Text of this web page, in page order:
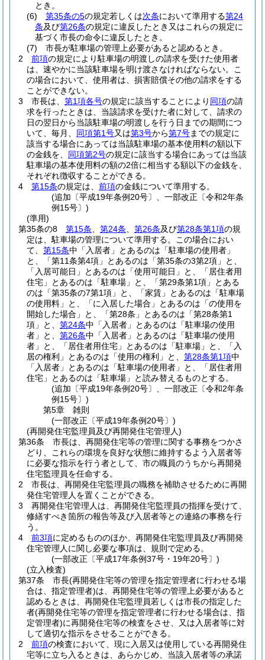
とき。
(6)
第35条の5の規定若しくは次条において準用する第24
条及び第26条の規定に違反したとき又はこれらの規定に
基づく市長の命令に違反したとき。
(7)
市長が駐車場の管理上必要があると認めるとき。
2
前項の規定により駐車場の明渡しの請求を受けた使用者
は、速やかに当該駐車場を明け渡さなければならない。
こ
の場合において、使用者は、損害賠償その他の請求をする
ことができない。
3
市長は、 第1項各号の規定に該当することにより 同項の請
求を行ったときは、当該請求を受けた者に対して、請求の
日の翌日から当該駐車場の明渡しを行う日までの期間につ
いて、毎月、 同項第1号又は第3号から第7号までの規定に
該当する場合にあっては当該駐車場の基本使用料の額以下
の金銭を、 同項第2号の規定に該当する場合にあっては当該
駐車場の基本使用料の額の2倍に相当する額以下の金銭を、
それぞれ徴収することができる。
4
第15条の規定は、 前項の金銭について準用する。
(追加〔平成19年条例20号〕、一部改正〔令和2年条
例15号〕)
(準用)
第35条の8
第15条 第24条 第26条及び第28条第1項の規
定は、駐車場の管理について準用する。
この場合におい
て、 第15条中「入居者」とあるのは「駐車場の使用者」
と、「第11条第4項」とあるのは「第35条の3第2項」と、
「入居可能日」とあるのは「使用可能日」と、「居住者用
住宅」とあるのは「駐車場」と、「第29条第1項」とある
のは「第35条の7第1項」と、「家賃」とあるのは「駐車場
の使用料」と、「に入居した場合」とあるのは「の使用を
開始した場合」と、「第28条」とあるのは「第28条第1
項」と、 第24条中「入居者」とあるのは「駐車場の使用
者」と、 第26条中「入居者」とあるのは「駐車場の使用
者」と、「居住者用住宅」とあるのは「駐車場」と、「入
居の権利」とあるのは「使用の権利」と、 第28条第1項中
「入居者」とあるのは「駐車場の使用者」と、「居住者用
住宅」とあるのは「駐車場」と読み替えるものとする。
(追加〔平成19年条例20号〕、一部改正〔令和2年条
例15号〕)
第5章
雑則
(一部改正〔平成19年条例20号〕)
(再開発住宅監理員及び再開発住宅管理人)
第36条
市長は、再開発住宅等の管理に関する事務をつかさ
どり、これらの環境を良好な状態に維持するよう入居者等
に必要な指示を行う者として、市の職員のうちから再開発
住宅監理員を任命する。
2
市長は、再開発住宅監理員の職務を補助させるために再開
発住宅管理人を置くことができる。
3
再開発住宅管理人は、再開発住宅監理員の指揮を受けて、
修繕すべき箇所の報告等及び入居者等との連絡の事務を行
う。
4
前3項に定めるもののほか、再開発住宅監理員及び再開発
住宅管理人に関し必要な事項は、規則で定める。
(一部改正〔平成17年条例37号・19年20号〕)
(立入検査)
第37条
市長(再開発住宅等の管理を指定管理者に行わせる場
合は、指定管理者)は、再開発住宅等の管理上必要があると
認めるときは、再開発住宅監理員若しくは市長の指定した
者(再開発住宅等の管理を指定管理者に行わせる場合は、指
定管理者)に再開発住宅等の検査をさせ、又は入居者等に対
して適切な指示をさせることができる。
2
前項の検査において、現に入居又は使用している再開発住
宅等に立ち入るときは、あらかじめ、当該入居者等の承諾